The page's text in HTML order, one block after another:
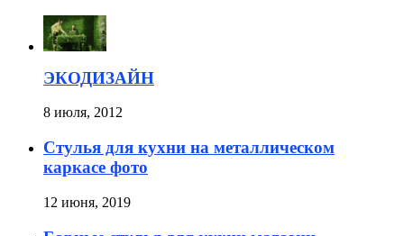
ЭКОДИЗАЙН
8 июля, 2012
Стулья для кухни на металлическом
каркасе фото
12 июня, 2019